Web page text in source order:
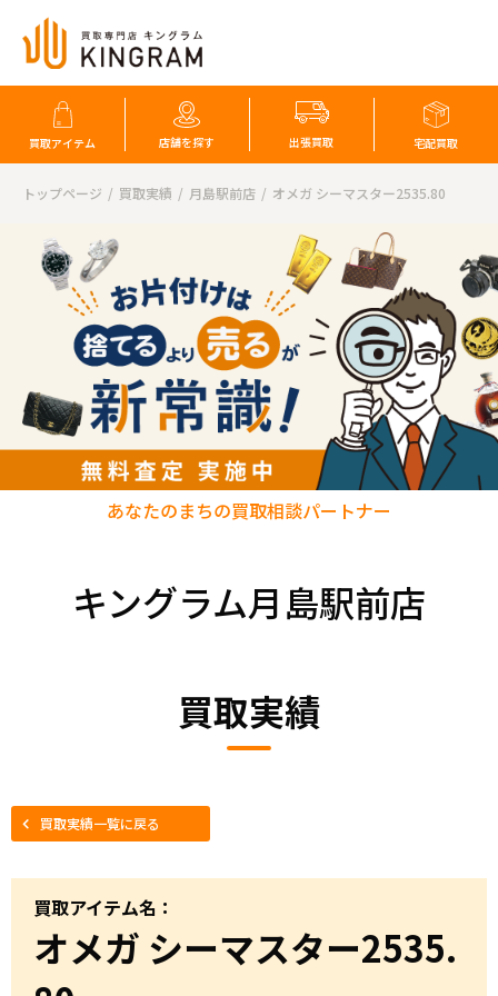
買取アイテム 店舗を探す 出張買取 宅配買取
トップページ 買取実績 月島駅前店 オメガ シーマスター2535.80
キングラム月島駅前店
あなたのまちの買取相談パートナー
買取実績
買取実績一覧に戻る
買取アイテム名：
オメガ シーマスター2535.